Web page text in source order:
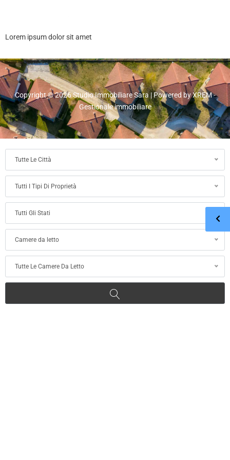
Lorem ipsum dolor sit amet
Copyright © 2026 Studio Immobiliare Sara | Powered by XREM -
Gestionale immobiliare
Tutte Le Città
Tutti I Tipi Di Proprietà
Tutti Gli Stati
Camere da letto
Tutte Le Camere Da Letto